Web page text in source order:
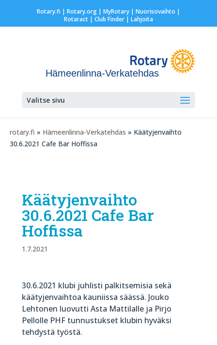
Rotary.fi | Rotary.org| MyRotary | Nuorisovaihto |
Rotaract| Club Finder| Lahjoita
Hämeenlinna-Verkatehdas
Valitse sivu
rotary.fi » Hämeenlinna-Verkatehdas » Käätyjenvaihto
30.6.2021 Cafe Bar Hoffissa
Käätyjenvaihto
30.6.2021 Cafe Bar
Hoffissa
1.7.2021
30.6.2021 klubi juhlisti palkitsemisia sekä
käätyjenvaihtoa kauniissa säässä. Jouko
Lehtonen luovutti Asta Mattilalle ja Pirjo
Pellolle PHF tunnustukset klubin hyväksi
tehdystä työstä.